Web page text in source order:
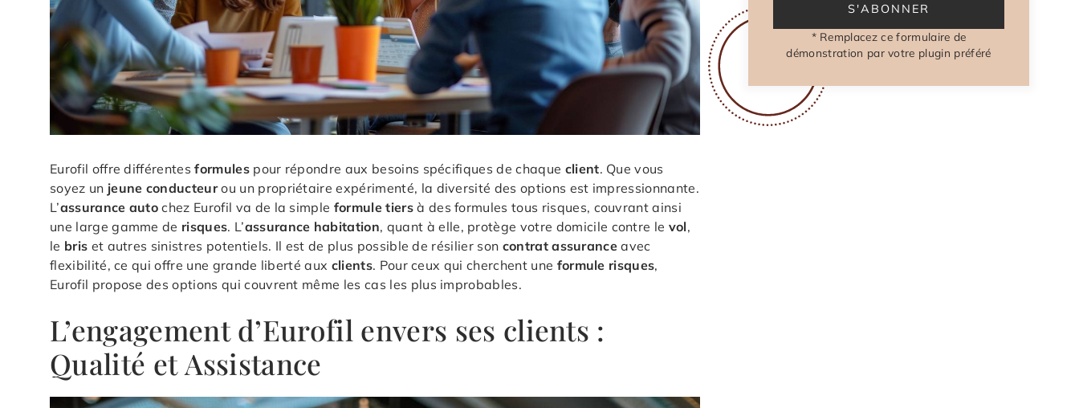
Eurofil offre différentesformulespour répondre aux besoins spécifiques de chaque client. Que vous
soyez un jeune conducteurou un propriétaire expérimenté, la diversité des options est impressionnante.
L’assurance auto chez Eurofil va de la simple formule tiersà des formules tous risques, couvrant ainsi
une large gamme de risques. L’assurance habitation, quant à elle, protège votre domicile contre le vol,
le bris et autres sinistres potentiels. Il est de plus possible de résilier son contrat assurance avec
flexibilité, ce qui offre une grande liberté aux clients. Pour ceux qui cherchent une formule risques,
Eurofil propose des options qui couvrent même les cas les plus improbables.
L’engagement d’Eurofil envers ses clients :
Qualité et Assistance
S'ABONNER
* Remplacez ce formulaire de
démonstration par votre plugin préféré